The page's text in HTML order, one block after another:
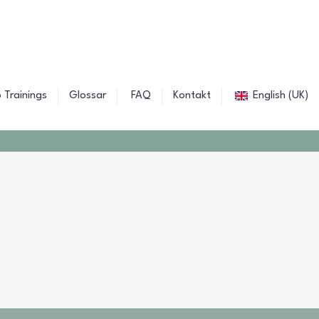
Trainings Glossar FAQ Kontakt English (UK)